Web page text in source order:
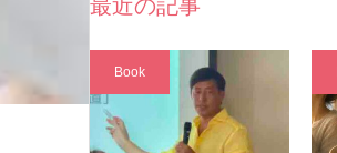
最近の記事
Book